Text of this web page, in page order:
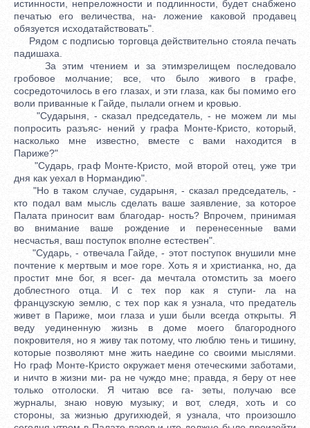
истинности, непреложности и подлинности, будет снабжено
печатью его величества, на- ложение каковой продавец
обязуется исходатайствовать".
Рядом с подписью торговца действительно стояла печать
падишаха.
За этим чтением и за этимзрелищем последовало
гробовое молчание; все, что было живого в графе,
сосредоточилось в его глазах, и эти глаза, как бы помимо его
воли приванные к Гайде, пылали огнем и кровью.
"Сударыня, - сказал председатель, - не можем ли мы
попросить разъяс- нений у графа Монте-Кристо, который,
насколько мне известно, вместе с вами находится в
Париже?"
"Сударь, граф Монте-Кристо, мой второй отец, уже три
дня как уехал в Нормандию".
"Но в таком случае, сударыня, - сказал председатель, -
кто подал вам мысль сделать ваше заявление, за которое
Палата приносит вам благодар- ность? Впрочем, принимая
во внимание ваше рождение и перенесенные вами
несчастья, ваш поступок вполне естествен".
"Сударь, - отвечала Гайде, - этот поступок внушили мне
почтение к мертвым и мое горе. Хоть я и христианка, но, да
простит мне бог, я всег- да мечтала отомстить за моего
доблестного отца. И с тех пор как я ступи- ла на
французскую землю, с тех пор как я узнала, что предатель
живет в Париже, мои глаза и уши были всегда открыты. Я
веду уединенную жизнь в доме моего благородного
покровителя, но я живу так потому, что люблю тень и тишину,
которые позволяют мне жить наедине со своими мыслями.
Но граф Монте-Кристо окружает меня отеческими заботами,
и ничто в жизни ми- ра не чуждо мне; правда, я беру от нее
только отголоски. Я читаю все га- зеты, получаю все
журналы, знаю новую музыку; и вот, следя, хоть и со
стороны, за жизнью другихюдей, я узнала, что произошло